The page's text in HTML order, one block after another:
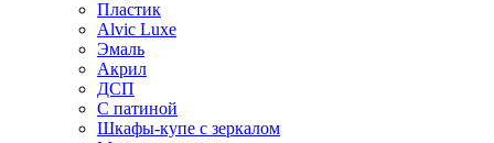
Пластик
Alvic Luxe
Эмаль
Акрил
ДСП
С патиной
Шкафы-купе с зеркалом